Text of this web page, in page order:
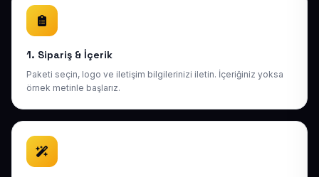
1. Sipariş & İçerik
Paketi seçin, logo ve iletişim bilgilerinizi iletin. İçeriğiniz yoksa
örnek metinle başlarız.